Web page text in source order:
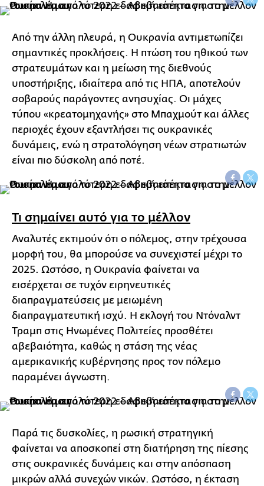
Από την άλλη πλευρά, η Ουκρανία αντιμετωπίζει
σημαντικές προκλήσεις. Η πτώση του ηθικού των
στρατευμάτων και η μείωση της διεθνούς
υποστήριξης, ιδιαίτερα από τις ΗΠΑ, αποτελούν
σοβαρούς παράγοντες ανησυχίας. Οι μάχες
τύπου «κρεατομηχανής» στο Μπαχμούτ και άλλες
περιοχές έχουν εξαντλήσει τις ουκρανικές
δυνάμεις, ενώ η στρατολόγηση νέων στρατιωτών
είναι πιο δύσκολη από ποτέ.
Τι σημαίνει αυτό για το μέλλον
Αναλυτές εκτιμούν ότι ο πόλεμος, στην τρέχουσα
μορφή του, θα μπορούσε να συνεχιστεί μέχρι το
2025. Ωστόσο, η Ουκρανία φαίνεται να
εισέρχεται σε τυχόν ειρηνευτικές
διαπραγματεύσεις με μειωμένη
διαπραγματευτική ισχύ. Η εκλογή του Ντόναλντ
Τραμπ στις Ηνωμένες Πολιτείες προσθέτει
αβεβαιότητα, καθώς η στάση της νέας
αμερικανικής κυβέρνησης προς τον πόλεμο
παραμένει άγνωστη.
Παρά τις δυσκολίες, η ρωσική στρατηγική
φαίνεται να αποσκοπεί στη διατήρηση της πίεσης
στις ουκρανικές δυνάμεις και στην απόσπαση
μικρών αλλά συνεχών νικών. Ωστόσο, η έκταση